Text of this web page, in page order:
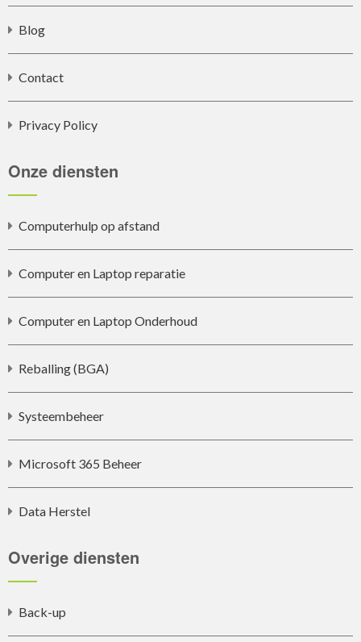
Blog
Contact
Privacy Policy
Onze diensten
Computerhulp op afstand
Computer en Laptop reparatie
Computer en Laptop Onderhoud
Reballing (BGA)
Systeembeheer
Microsoft 365 Beheer
Data Herstel
Overige diensten
Back-up